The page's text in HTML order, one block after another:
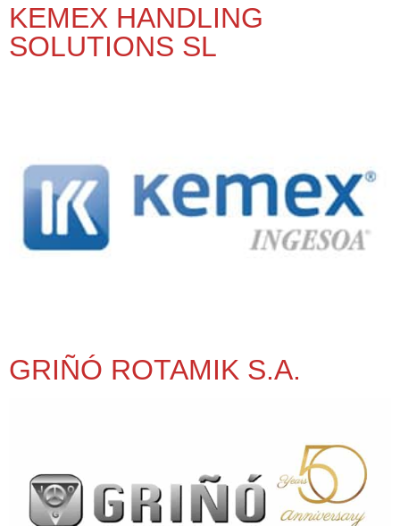
KEMEX HANDLING
SOLUTIONS SL
GRIÑÓ ROTAMIK S.A.